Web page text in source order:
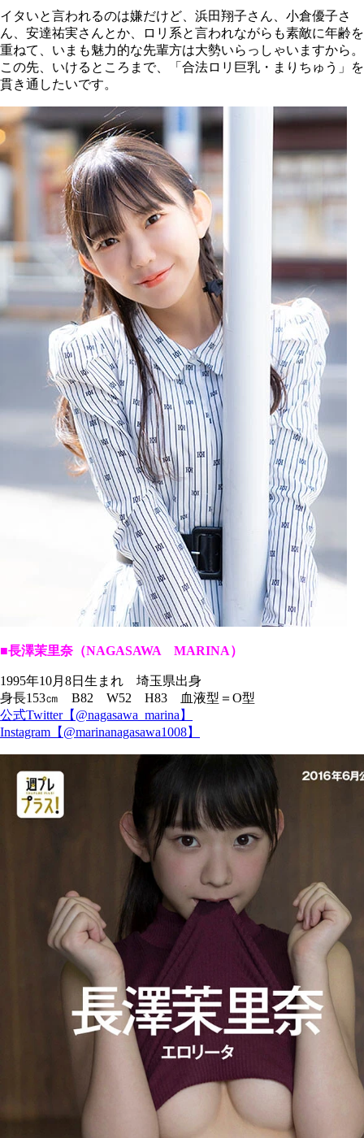
イタいと言われるのは嫌だけど、浜田翔子さん、小倉優子さ
ん、安達祐実さんとか、ロリ系と言われながらも素敵に年齢を
重ねて、いまも魅力的な先輩方は大勢いらっしゃいますから。
この先、いけるところまで、「合法ロリ巨乳・まりちゅう」を
貫き通したいです。
■長澤茉里奈（NAGASAWA MARINA）
1995年10月8日生まれ 埼玉県出身
身長153㎝ B82 W52 H83 血液型＝O型
公式Twitter【@nagasawa_marina】
Instagram【@marinanagasawa1008】